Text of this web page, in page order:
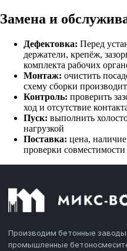
Замена и
Дефектовка: Перед
держатели, крепёж,
комплекта рабочих
Монтаж: очистить
схему сборки
Контроль: проверить
ход и отсутствие
Пуск: выполнить
нагрузкой
Поставка: цена,
проверки совместимости
Производим бетонные
промышленные